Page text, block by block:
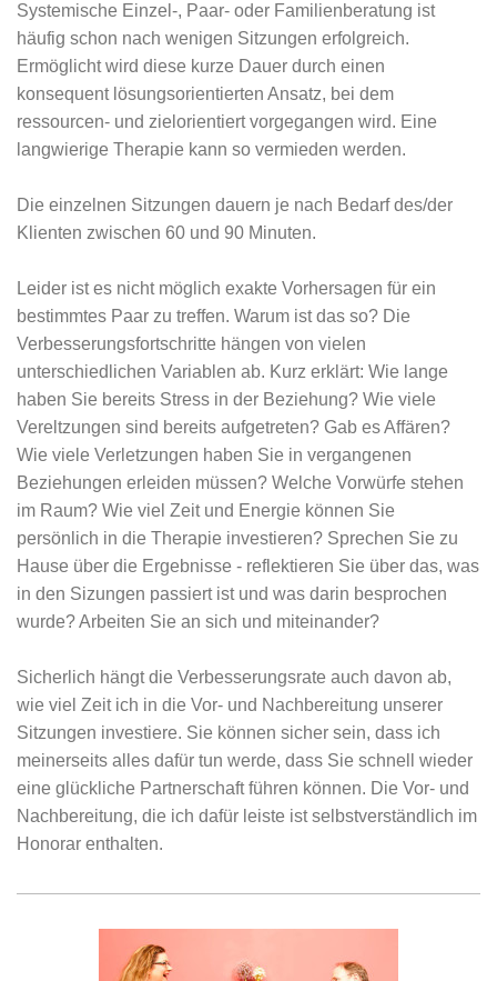
Systemische Einzel-, Paar- oder Familienberatung ist
häufig schon nach wenigen Sitzungen erfolgreich.
Ermöglicht wird diese kurze Dauer durch einen
konsequent lösungsorientierten Ansatz, bei dem
ressourcen- und zielorientiert vorgegangen wird. Eine
langwierige Therapie kann so vermieden werden.
Die einzelnen Sitzungen dauern je nach Bedarf des/der
Klienten zwischen 60 und 90 Minuten.
Leider ist es nicht möglich exakte Vorhersagen für ein
bestimmtes Paar zu treffen. Warum ist das so? Die
Verbesserungsfortschritte hängen von vielen
unterschiedlichen Variablen ab. Kurz erklärt: Wie lange
haben Sie bereits Stress in der Beziehung? Wie viele
Vereltzungen sind bereits aufgetreten? Gab es Affären?
Wie viele Verletzungen haben Sie in vergangenen
Beziehungen erleiden müssen? Welche Vorwürfe stehen
im Raum? Wie viel Zeit und Energie können Sie
persönlich in die Therapie investieren? Sprechen Sie zu
Hause über die Ergebnisse - reflektieren Sie über das, was
in den Sizungen passiert ist und was darin besprochen
wurde? Arbeiten Sie an sich und miteinander?
Sicherlich hängt die Verbesserungsrate auch davon ab,
wie viel Zeit ich in die Vor- und Nachbereitung unserer
Sitzungen investiere. Sie können sicher sein, dass ich
meinerseits alles dafür tun werde, dass Sie schnell wieder
eine glückliche Partnerschaft führen können. Die Vor- und
Nachbereitung, die ich dafür leiste ist selbstverständlich im
Honorar enthalten.